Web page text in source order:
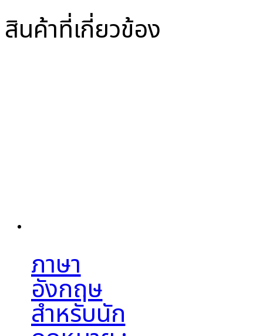
สินค้าที่เกี่ยวข้อง
ภาษา
อังกฤษ
สำหรับนัก